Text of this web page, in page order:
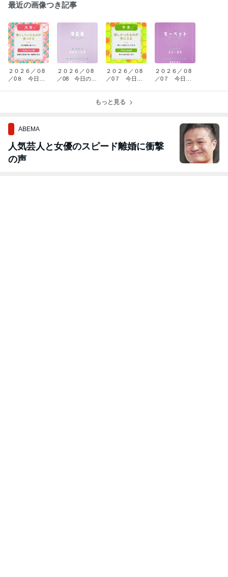
最近の画像つき記事
２０２６／０8
／0８ 今日の
２０２６／０8
／08 今日のラ
２０２６／０8
／0７ 今日の
２０２６／０8
／0７ 今日の
もっと見る
ABEMA
人気芸人と女優のスピード離婚に衝撃
の声